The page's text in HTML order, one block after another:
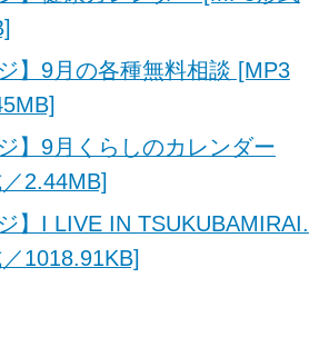
ジ】9月の各種無料相談 [MP3
】9月くらしのカレンダー
2.44MB]
】I LIVE IN TSUKUBAMIRAI.
1018.91KB]